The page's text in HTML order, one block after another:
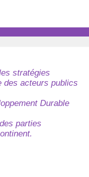
stratégies
des acteurs publics
Durable
parties